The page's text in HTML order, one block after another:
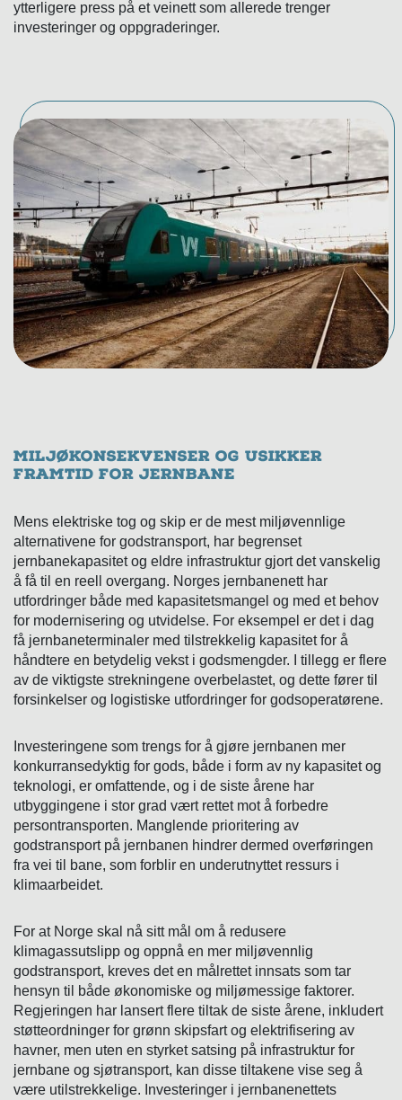
ytterligere press på et veinett som allerede trenger
investeringer og oppgraderinger.
Miljøkonsekvenser og usikker
framtid for jernbane
Mens elektriske tog og skip er de mest miljøvennlige
alternativene for godstransport, har begrenset
jernbanekapasitet og eldre infrastruktur gjort det vanskelig
å få til en reell overgang. Norges jernbanenett har
utfordringer både med kapasitetsmangel og med et behov
for modernisering og utvidelse. For eksempel er det i dag
få jernbaneterminaler med tilstrekkelig kapasitet for å
håndtere en betydelig vekst i godsmengder. I tillegg er flere
av de viktigste strekningene overbelastet, og dette fører til
forsinkelser og logistiske utfordringer for godsoperatørene.
Investeringene som trengs for å gjøre jernbanen mer
konkurransedyktig for gods, både i form av ny kapasitet og
teknologi, er omfattende, og i de siste årene har
utbyggingene i stor grad vært rettet mot å forbedre
persontransporten. Manglende prioritering av
godstransport på jernbanen hindrer dermed overføringen
fra vei til bane, som forblir en underutnyttet ressurs i
klimaarbeidet.
For at Norge skal nå sitt mål om å redusere
klimagassutslipp og oppnå en mer miljøvennlig
godstransport, kreves det en målrettet innsats som tar
hensyn til både økonomiske og miljømessige faktorer.
Regjeringen har lansert flere tiltak de siste årene, inkludert
støtteordninger for grønn skipsfart og elektrifisering av
havner, men uten en styrket satsing på infrastruktur for
jernbane og sjøtransport, kan disse tiltakene vise seg å
være utilstrekkelige. Investeringer i jernbanenettets